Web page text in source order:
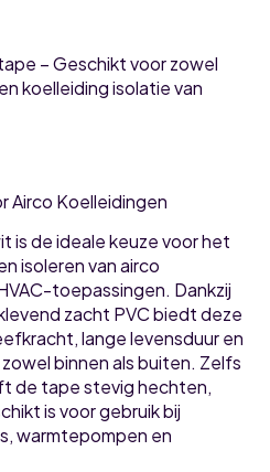
– Geschikt voor zowel
koelleiding isolatie van
Airco Koelleidingen
is de ideale keuze voor het
isoleren van airco
toepassingen. Dankzij
zacht PVC biedt deze
lange levensduur en
binnen als buiten. Zelfs
de tape stevig hechten,
is voor gebruik bij
warmtepompen en